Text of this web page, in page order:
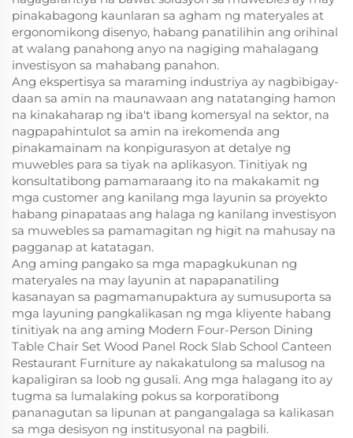
pinakabagong kaunlaran sa agham ng materyales at
ergonomikong disenyo, habang panatilihin ang orihinal
at walang panahong anyo na nagiging mahalagang
investisyon sa mahabang panahon.
Ang ekspertisya sa maraming industriya ay nagbibigay-
daan sa amin na maunawaan ang natatanging hamon
na kinakaharap ng iba't ibang komersyal na sektor, na
nagpapahintulot sa amin na irekomenda ang
pinakamainam na konpigurasyon at detalye ng
muwebles para sa tiyak na aplikasyon. Tinitiyak ng
konsultatibong pamamaraang ito na makakamit ng
mga customer ang kanilang mga layunin sa proyekto
habang pinapataas ang halaga ng kanilang investisyon
sa muwebles sa pamamagitan ng higit na mahusay na
pagganap at katatagan.
Ang aming pangako sa mga mapagkukunan ng
materyales na may layunin at napapanatiling
kasanayan sa pagmamanupaktura ay sumusuporta sa
mga layuning pangkalikasan ng mga kliyente habang
tinitiyak na ang aming Modern Four-Person Dining
Table Chair Set Wood Panel Rock Slab School Canteen
Restaurant Furniture ay nakakatulong sa malusog na
kapaligiran sa loob ng gusali. Ang mga halagang ito ay
tugma sa lumalaking pokus sa korporatibong
pananagutan sa lipunan at pangangalaga sa kalikasan
sa mga desisyon ng institusyonal na pagbili.